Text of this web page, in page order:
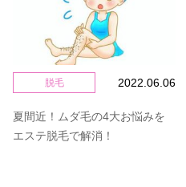
ジークラの強み
お客様の声
スタッフ紹介
脱毛 2022.06.06
夏間近！ムダ毛の4大お悩みを
エステ脱毛で解消！